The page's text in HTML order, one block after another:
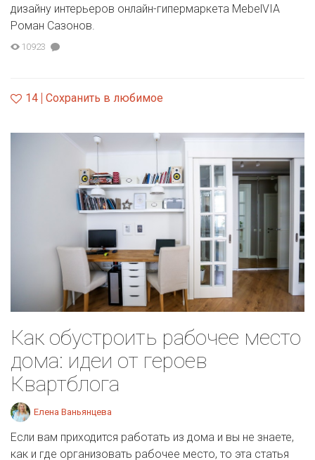
дизайну интерьеров онлайн-гипермаркета MebelVIA
Роман Сазонов.
10923
14 Сохранить в любимое
Как обустроить рабочее место
дома: идеи от героев
Квартблога
Елена Ваньянцева
Если вам приходится работать из дома и вы не знаете,
как и где организовать рабочее место, то эта статья